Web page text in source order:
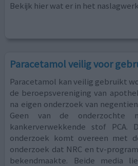
Bekijk hier wat er in het
Paracetamol veilig voor
Paracetamol kan veilig gebruikt
de beroepsvereniging van
na eigen onderzoek van
Geen van de onderzochte
kankerverwekkende stof
onderzoek komt overeen met
onderzoek dat NRC en tv-
bekendmaakte. Beide media